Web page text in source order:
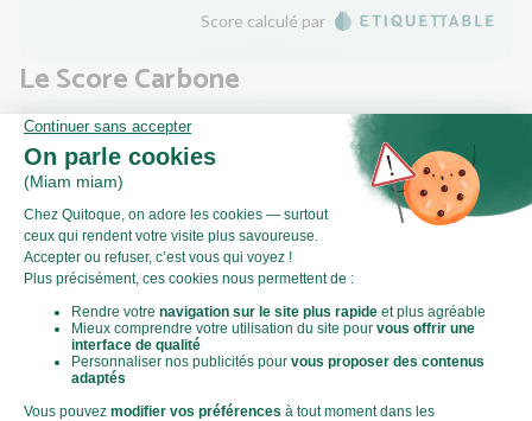
Score calculé par
Le Score Carbone
Qu’est-ce que le score carbone ?
C'est un logo qui vous permet de visualiser l’empreinte
carbone de chaque plat et de faire des choix plus éclairés et
toujours aussi gourmands. Plus d'informations